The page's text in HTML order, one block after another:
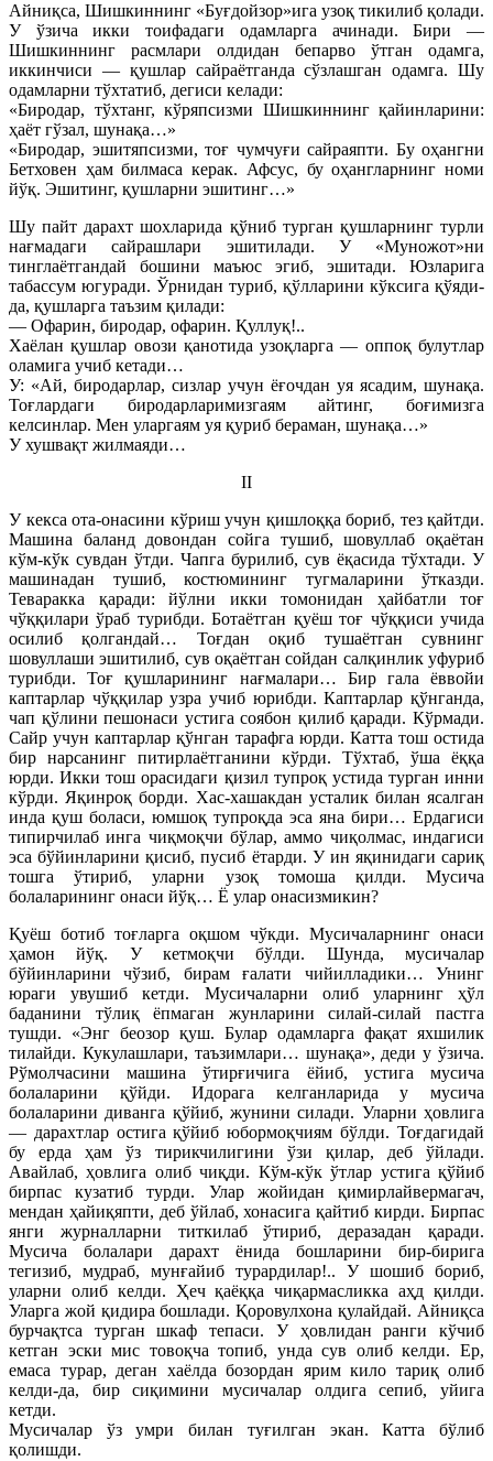
Айниқса, Шишкиннинг «Буғдойзор»ига узоқ тикилиб қолади.
У ўзича икки тоифадаги одамларга ачинади. Бири —
Шишкиннинг расмлари олдидан бепарво ўтган одамга,
иккинчиси — қушлар сайраётганда сўзлашган одамга. Шу
одамларни тўхтатиб, дегиси келади:
«Биродар, тўхтанг, кўряпсизми Шишкиннинг қайинларини:
ҳаёт гўзал, шунақа…»
«Биродар, эшитяпсизми, тоғ чумчуғи сайраяпти. Бу оҳангни
Бетховен ҳам билмаса керак. Афсус, бу оҳангларнинг номи
йўқ. Эшитинг, қушларни эшитинг…»
Шу пайт дарахт шохларида қўниб турган қушларнинг турли
нағмадаги сайрашлари эшитилади. У «Муножот»ни
тинглаётгандай бошини маъюс эгиб, эшитади. Юзларига
табассум югуради. Ўрнидан туриб, қўлларини кўксига қўяди-
да, қушларга таъзим қилади:
— Офарин, биродар, офарин. Қуллуқ!..
Хаёлан қушлар овози қанотида узоқларга — оппоқ булутлар
оламига учиб кетади…
У: «Ай, биродарлар, сизлар учун ёғочдан уя ясадим, шунақа.
Тоғлардаги биродарларимизгаям айтинг, боғимизга
келсинлар. Мен уларгаям уя қуриб бераман, шунақа…»
У хушвақт жилмаяди…
II
У кекса ота-онасини кўриш учун қишлоққа бориб, тез қайтди.
Машина баланд довондан сойга тушиб, шовуллаб оқаётан
кўм-кўк сувдан ўтди. Чапга бурилиб, сув ёқасида тўхтади. У
машинадан тушиб, костюмининг тугмаларини ўтказди.
Теваракка қаради: йўлни икки томонидан ҳайбатли тоғ
чўққилари ўраб турибди. Ботаётган қуёш тоғ чўққиси учида
осилиб қолгандай… Тоғдан оқиб тушаётган сувнинг
шовуллаши эшитилиб, сув оқаётган сойдан салқинлик уфуриб
турибди. Тоғ қушларининг нағмалари… Бир гала ёввойи
каптарлар чўққилар узра учиб юрибди. Каптарлар қўнганда,
чап қўлини пешонаси устига соябон қилиб қаради. Кўрмади.
Сайр учун каптарлар қўнган тарафга юрди. Катта тош остида
бир нарсанинг питирлаётганини кўрди. Тўхтаб, ўша ёққа
юрди. Икки тош орасидаги қизил тупроқ устида турган инни
кўрди. Яқинроқ борди. Хас-хашакдан усталик билан ясалган
инда қуш боласи, юмшоқ тупроқда эса яна бири… Ердагиси
типирчилаб инга чиқмоқчи бўлар, аммо чиқолмас, индагиси
эса бўйинларини қисиб, пусиб ётарди. У ин яқинидаги сариқ
тошга ўтириб, уларни узоқ томоша қилди. Мусича
болаларининг онаси йўқ… Ё улар онасизмикин?
Қуёш ботиб тоғларга оқшом чўкди. Мусичаларнинг онаси
ҳамон йўқ. У кетмоқчи бўлди. Шунда, мусичалар
бўйинларини чўзиб, бирам ғалати чийилладики… Унинг
юраги увушиб кетди. Мусичаларни олиб уларнинг ҳўл
баданини тўлиқ ёпмаган жунларини силай-силай пастга
тушди. «Энг беозор қуш. Булар одамларга фақат яхшилик
тилайди. Кукулашлари, таъзимлари… шунақа», деди у ўзича.
Рўмолчасини машина ўтирғичига ёйиб, устига мусича
болаларини қўйди. Идорага келганларида у мусича
болаларини диванга қўйиб, жунини силади. Уларни ҳовлига
— дарахтлар остига қўйиб юбормоқчиям бўлди. Тоғдагидай
бу ерда ҳам ўз тирикчилигини ўзи қилар, деб ўйлади.
Авайлаб, ҳовлига олиб чиқди. Кўм-кўк ўтлар устига қўйиб
бирпас кузатиб турди. Улар жойидан қимирлайвермагач,
мендан ҳайиқяпти, деб ўйлаб, хонасига қайтиб кирди. Бирпас
янги журналларни титкилаб ўтириб, деразадан қаради.
Мусича болалари дарахт ёнида бошларини бир-бирига
тегизиб, мудраб, мунғайиб турардилар!.. У шошиб бориб,
уларни олиб келди. Ҳеч қаёққа чиқармасликка аҳд қилди.
Уларга жой қидира бошлади. Қоровулхона қулайдай. Айниқса
бурчақтса турган шкаф тепаси. У ҳовлидан ранги кўчиб
кетган эски мис товоқча топиб, унда сув олиб келди. Ер,
емаса турар, деган хаёлда бозордан ярим кило тариқ олиб
келди-да, бир сиқимини мусичалар олдига сепиб, уйига
кетди.
Мусичалар ўз умри билан туғилган экан. Катта бўлиб
қолишди.